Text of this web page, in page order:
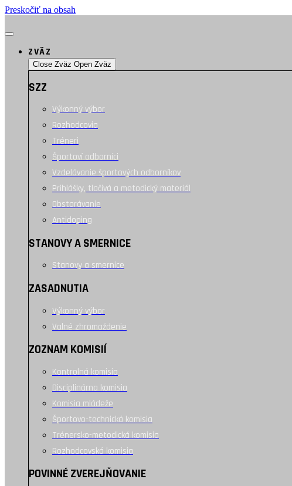
Preskočiť na obsah
ZVÄZ
Close Zväz Open Zväz
SZZ
Výkonný výbor
Rozhodcovia
Tréneri
Športoví odborníci
Vzdelávanie športových odborníkov
Prihlášky, tlačivá a metodický materiál
Obstarávanie
Antidoping
STANOVY A SMERNICE
Stanovy a smernice
ZASADNUTIA
Výkonný výbor
Valné zhromaždenie
ZOZNAM KOMISIÍ
Kontrolná komisia
Disciplinárna komisia
Komisia mládeže
Športovo-technická komisia
Trénersko-metodická komisia
Rozhodcovská komisia
POVINNÉ ZVEREJŇOVANIE